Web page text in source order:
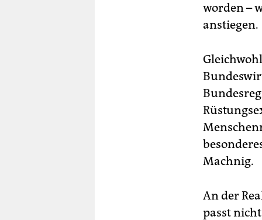
worden –
anstiegen.
Machnig.
An der
passt